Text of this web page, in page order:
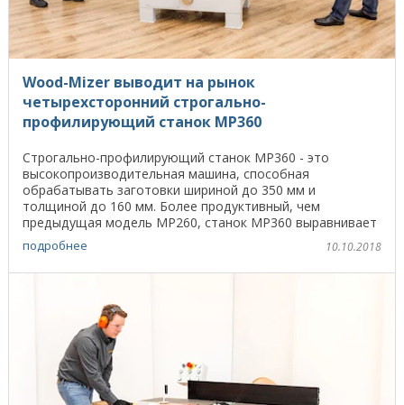
Wood-Mizer выводит на рынок
четырехсторонний строгально-
профилирующий станок MP360
Строгально-профилирующий станок MP360 - это
высокопроизводительная машина, способная
обрабатывать заготовки шириной до 350 мм и
толщиной до 160 мм. Более продуктивный, чем
предыдущая модель MP260, станок MP360 выравнивает
и строгает доски и брус со ...
подробнее 10.10.2018